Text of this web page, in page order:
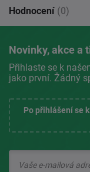
Hodnocení (0)
Novinky, akce a
Přihlaste se k
jako první. Žádný
Po přihlášení se